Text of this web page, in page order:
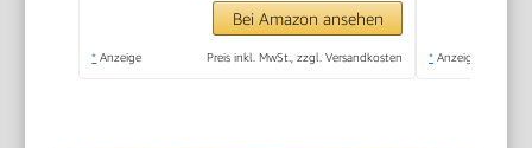
Kompatibilität und
abnehmbarem
Bei Amazon ansehen
* Anzeige Preis inkl. MwSt., zzgl. Versandkosten * Anzeige